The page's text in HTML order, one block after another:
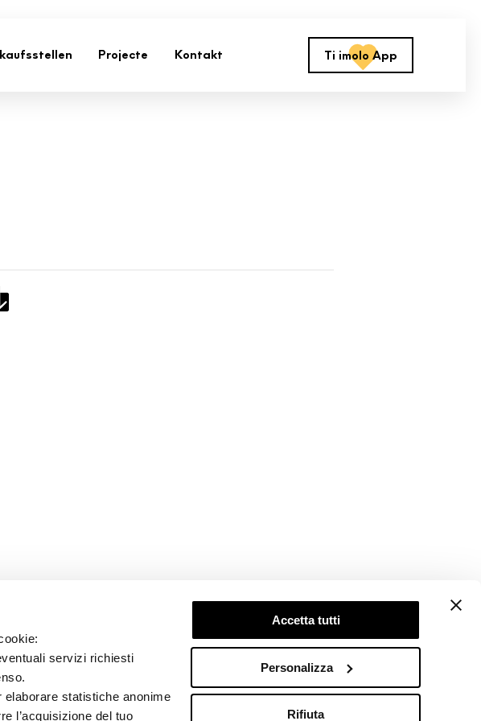
servizi richiesti
statistiche anonime
l’acquisizione del tuo
Accetta tutti
Personalizza
Rifiuta
Projecte Kontakt Ti imolo App
Follow us